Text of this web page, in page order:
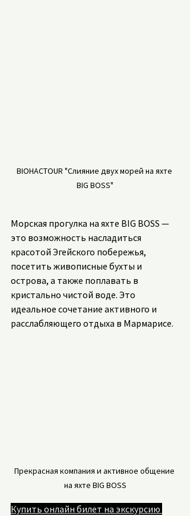
BIOHACTOUR "Слияние двух морей на яхте
BIG BOSS"
Морская прогулка на яхте BIG BOSS —
это возможность насладиться
красотой Эгейского побережья,
посетить живописные бухты и
острова, а также поплавать в
кристально чистой воде. Это
идеальное сочетание активного и
расслабляющего отдыха в Мармарисе.
Прекрасная компания и активное общение
на яхте BIG BOSS
Купить онлайн билет на экскурсию